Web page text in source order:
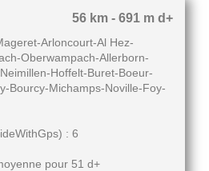
56 km - 691 m d+
Arloncourt-Al Hez-
Oberwampach-Allerborn-
Hoffelt-Buret-Boeur-
Bourcy-Michamps-Noville-Foy-
: 6
pour 51 d+